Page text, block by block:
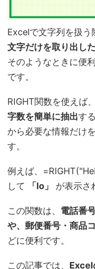
Excelで文字列を扱う
文字だけを取り出し
そのようなときに便利
です。
RIGHT関数を使えば、
字数を簡単に抽出す
から必要な情報だけ
す。
例えば、
して
「lo」 が表示さ
この関数は、 電話番
や、郵便番号・商品
どに便利です。
この記事では、 Excel